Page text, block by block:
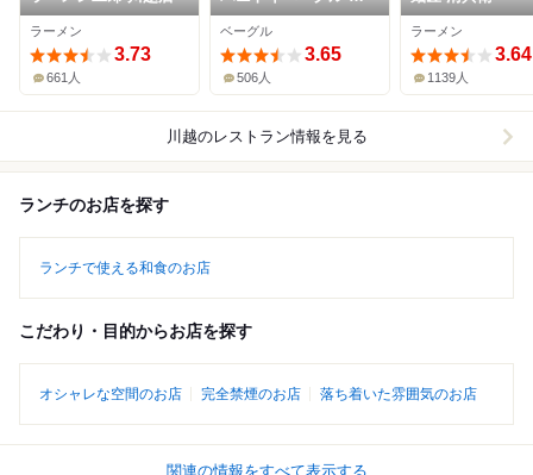
ラーメン
3.73
661人
越店
ベーグル
3.65
506人
ラーメン
3.64
1139人
川越のレストラン情報を見る
ランチのお店を探す
ランチで使える和食のお店
こだわり・目的からお店を探す
オシャレな空間のお店 完全禁煙のお店 落ち着いた雰囲気のお店
関連の情報をすべて表示する